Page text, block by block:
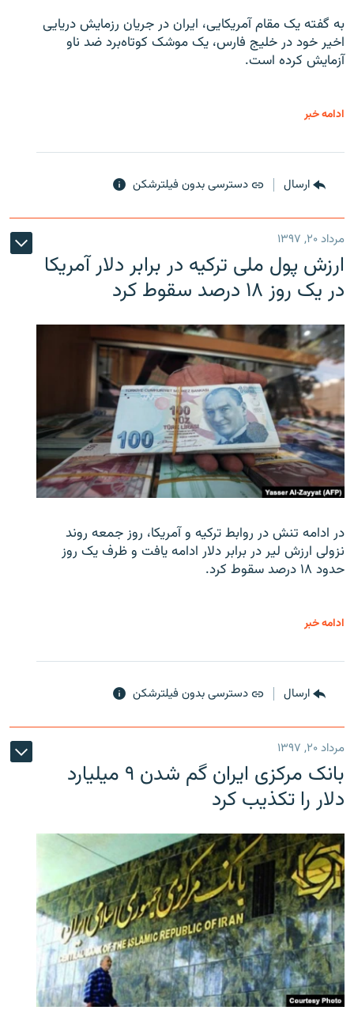
به گفته یک مقام آمریکایی، ایران در جریان رزمایش دریایی
اخیر خود در خلیج فارس، یک موشک کوتاه‌برد ضد ناو
آزمایش کرده است.
ادامه خبر
ارسال دسترسی بدون فیلترشکن
مرداد ۲۰, ۱۳۹۷
ارزش پول ملی ترکیه در برابر دلار آمریکا
در یک روز ۱۸ درصد سقوط کرد
در ادامه تنش در روابط ترکیه و آمریکا، روز جمعه روند
نزولی ارزش لیر در برابر دلار ادامه یافت و ظرف یک روز
حدود ۱۸ درصد سقوط کرد.
ادامه خبر
ارسال دسترسی بدون فیلترشکن
مرداد ۲۰, ۱۳۹۷
بانک مرکزی ایران گم شدن ۹ میلیارد
دلار را تکذیب کرد